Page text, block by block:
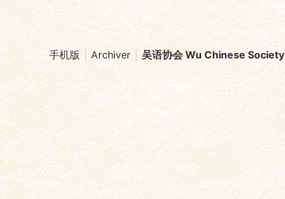
手机版 Archiver 吴语协会 Wu Chinese Society